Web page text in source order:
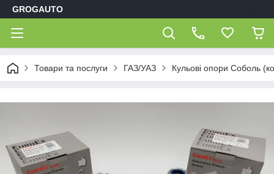
GROGAUTO
Товари та послуги ГАЗ/УАЗ Кульові опори Соболь